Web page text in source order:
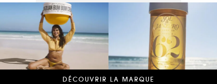
DÉCOUVRIR LA MARQUE